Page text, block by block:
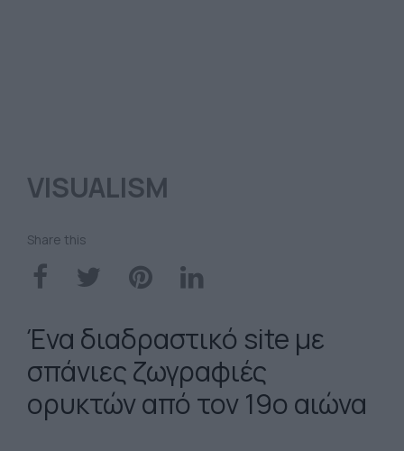
VISUALISM
Share this
Ένα διαδραστικό site με
σπάνιες ζωγραφιές
ορυκτών από τον 19ο αιώνα